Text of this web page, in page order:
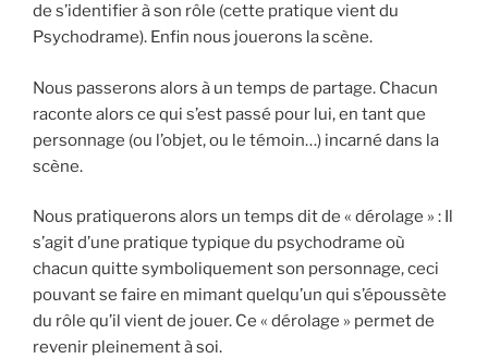
de s’identifier à son rôle (cette pratique vient du
Psychodrame). Enfin nous jouerons la scène.
Nous passerons alors à un temps de partage. Chacun
raconte alors ce qui s’est passé pour lui, en tant que
personnage (ou l’objet, ou le témoin…) incarné dans la
scène.
Nous pratiquerons alors un temps dit de « dérolage » : Il
s’agit d’une pratique typique du psychodrame où
chacun quitte symboliquement son personnage, ceci
pouvant se faire en mimant quelqu’un qui s’époussète
du rôle qu’il vient de jouer. Ce « dérolage » permet de
revenir pleinement à soi.